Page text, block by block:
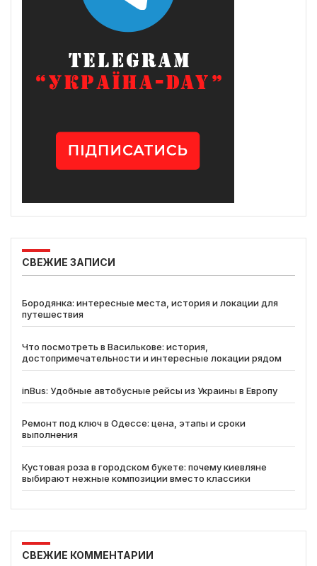
СВЕЖИЕ ЗАПИСИ
Бородянка: интересные места, история и локации для
путешествия
Что посмотреть в Василькове: история,
достопримечательности и интересные локации рядом
inBus: Удобные автобусные рейсы из Украины в Европу
Ремонт под ключ в Одессе: цена, этапы и сроки
выполнения
Кустовая роза в городском букете: почему киевляне
выбирают нежные композиции вместо классики
СВЕЖИЕ КОММЕНТАРИИ